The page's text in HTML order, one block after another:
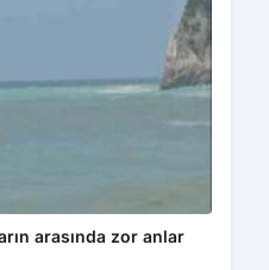
arasında zor anlar